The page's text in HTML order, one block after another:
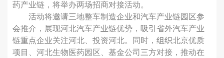
药产业链，将举办两场招商对接活动。
活动将邀请三地整车制造企业和汽车产业链园区参
会推介，展现河北汽车产业链优势，吸引省外汽车产业
链重点企业关注河北、投资河北。同时，组织北京优质
项目、河北生物医药园区、基金公司三方对接，推动在